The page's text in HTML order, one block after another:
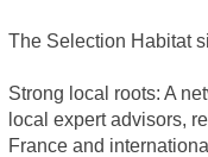
The Selection Habitat
Strong local roots: A
local expert advisors,
France and